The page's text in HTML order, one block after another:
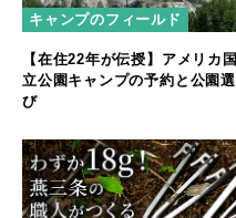
キャンプのフィールド
【在住22年が伝授】アメリカ国
立公園キャンプの予約と公園選
び